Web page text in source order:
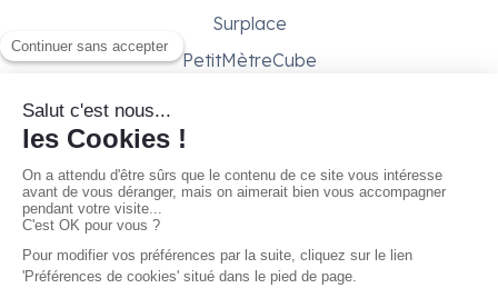
Surplace
PetitMètreCube
Besoin d'aide ?
Conditions générales
Gestion des cookies